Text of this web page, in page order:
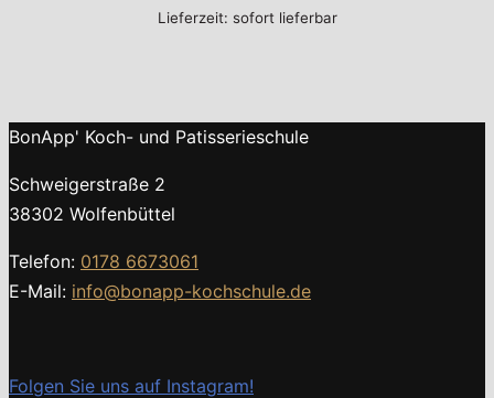
Lieferzeit: sofort lieferbar
BonApp' Koch- und Patisserieschule
Schweigerstraße 2
38302 Wolfenbüttel
Telefon: 0178 6673061
E-Mail: info@bonapp-kochschule.de
Folgen Sie uns auf Instagram!